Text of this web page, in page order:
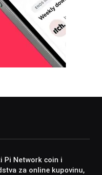
Pi Network coin i
za online kupovinu,